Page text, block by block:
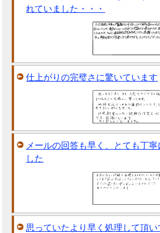
れていました・・・
仕上がりの完璧さに驚いています
メールの回答も早く、とても丁
した
思っていたより早く処理して頂